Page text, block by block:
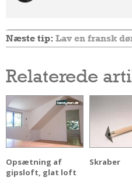
Næste tip: Lav en fransk
Relaterede
Opsætning af
gipsloft, glat loft
Skraber